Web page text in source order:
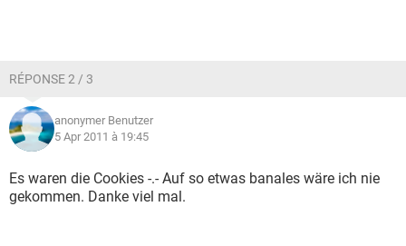
RÉPONSE 2 / 3
anonymer Benutzer
5 Apr 2011 à 19:45
Es waren die Cookies -.- Auf so etwas banales wäre ich nie
gekommen. Danke viel mal.